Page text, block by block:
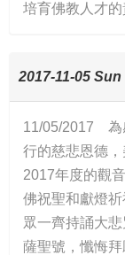
培育佛教人才的
2017-11-05 Sun
11/05/2017 為
行的慈悲恩德
2017年度的觀
佛祝聖和獻燈
眾一齊持誦大
薩聖號，懺悔拜